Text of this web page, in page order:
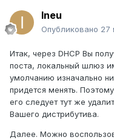
Ineu
Опубликовано 27
Итак, через DHCP Вы
поста, локальный шлюз
умолчанию изначально
придется менять.
его следует тут же
Вашего дистрибутива.
Далее. Можно